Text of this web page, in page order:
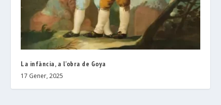
La infància, a l’obra de Goya
17 Gener, 2025